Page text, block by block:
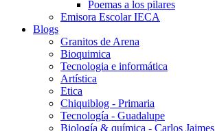
Poemas a los pilares
Emisora Escolar IECA
Blogs
Granitos de Arena
Bioquimica
Tecnologia e informática
Artística
Etica
Chiquiblog - Primaria
Tecnología - Guadalupe
Biología & química - Carlos Jaimes